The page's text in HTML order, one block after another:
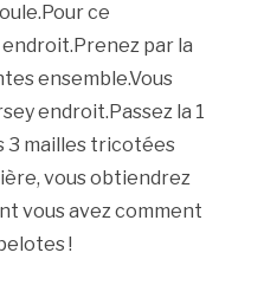
ce
par la
ensemble.Vous
endroit.Passez la 1
3 mailles tricotées
vous obtiendrez
vous avez comment
!